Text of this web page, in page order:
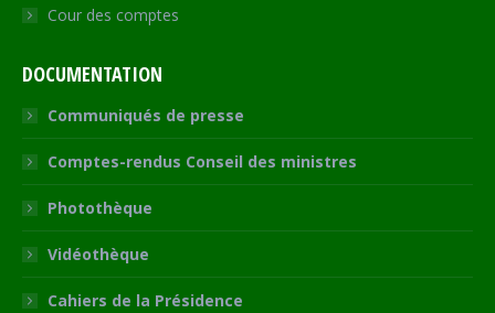
Cour des comptes
DOCUMENTATION
Communiqués de presse
Comptes-rendus Conseil des ministres
Photothèque
Vidéothèque
Cahiers de la Présidence